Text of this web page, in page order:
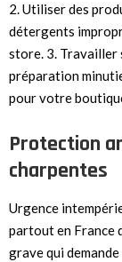
2. Utiliser des
détergents
store. 3. Travailler
préparation
pour votre
Protection
charpentes
Urgence
partout en France
grave qui